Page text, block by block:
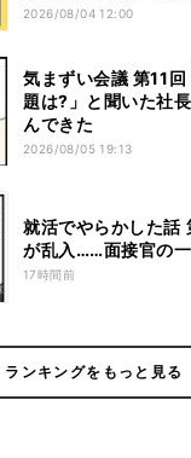
2026/08/04 12:00
気まずい会議 第11
題は?」と聞いた社
んできた
2026/08/05 19:13
就活でやらかした話
が乱入……面接官の
17時間前
ランキングをもっと見る